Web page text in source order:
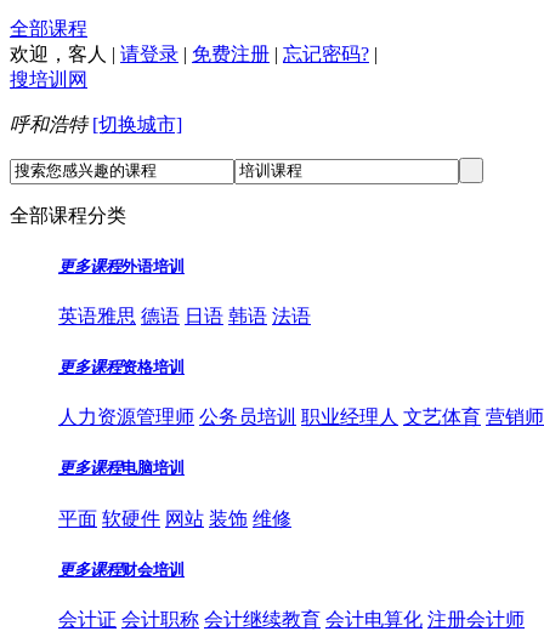
全部课程
欢迎， 客人 | 请登录 | 免费注册 | 忘记密码? |
搜培训网
呼和浩特 [切换城市]
全部课程分类
更多课程外语培训
英语雅思 德语 日语 韩语 法语
更多课程资格培训
人力资源管理师 公务员培训 职业经理人 文艺体育 营销
更多课程电脑培训
平面 软硬件 网站 装饰 维修
更多课程财会培训
会计证 会计职称 会计继续教育 会计电算化 注册会计师